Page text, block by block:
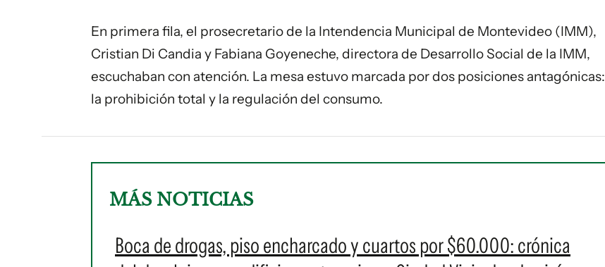
En primera fila, el prosecretario de la Intendencia Municipal de Montevideo (IMM),
Cristian Di Candia y Fabiana Goyeneche, directora de Desarrollo Social de la IMM,
escuchaban con atención. La mesa estuvo marcada por dos posiciones antagónicas:
la prohibición total y la regulación del consumo.
MÁS NOTICIAS
Boca de drogas, piso encharcado y cuartos por $60.000: crónica